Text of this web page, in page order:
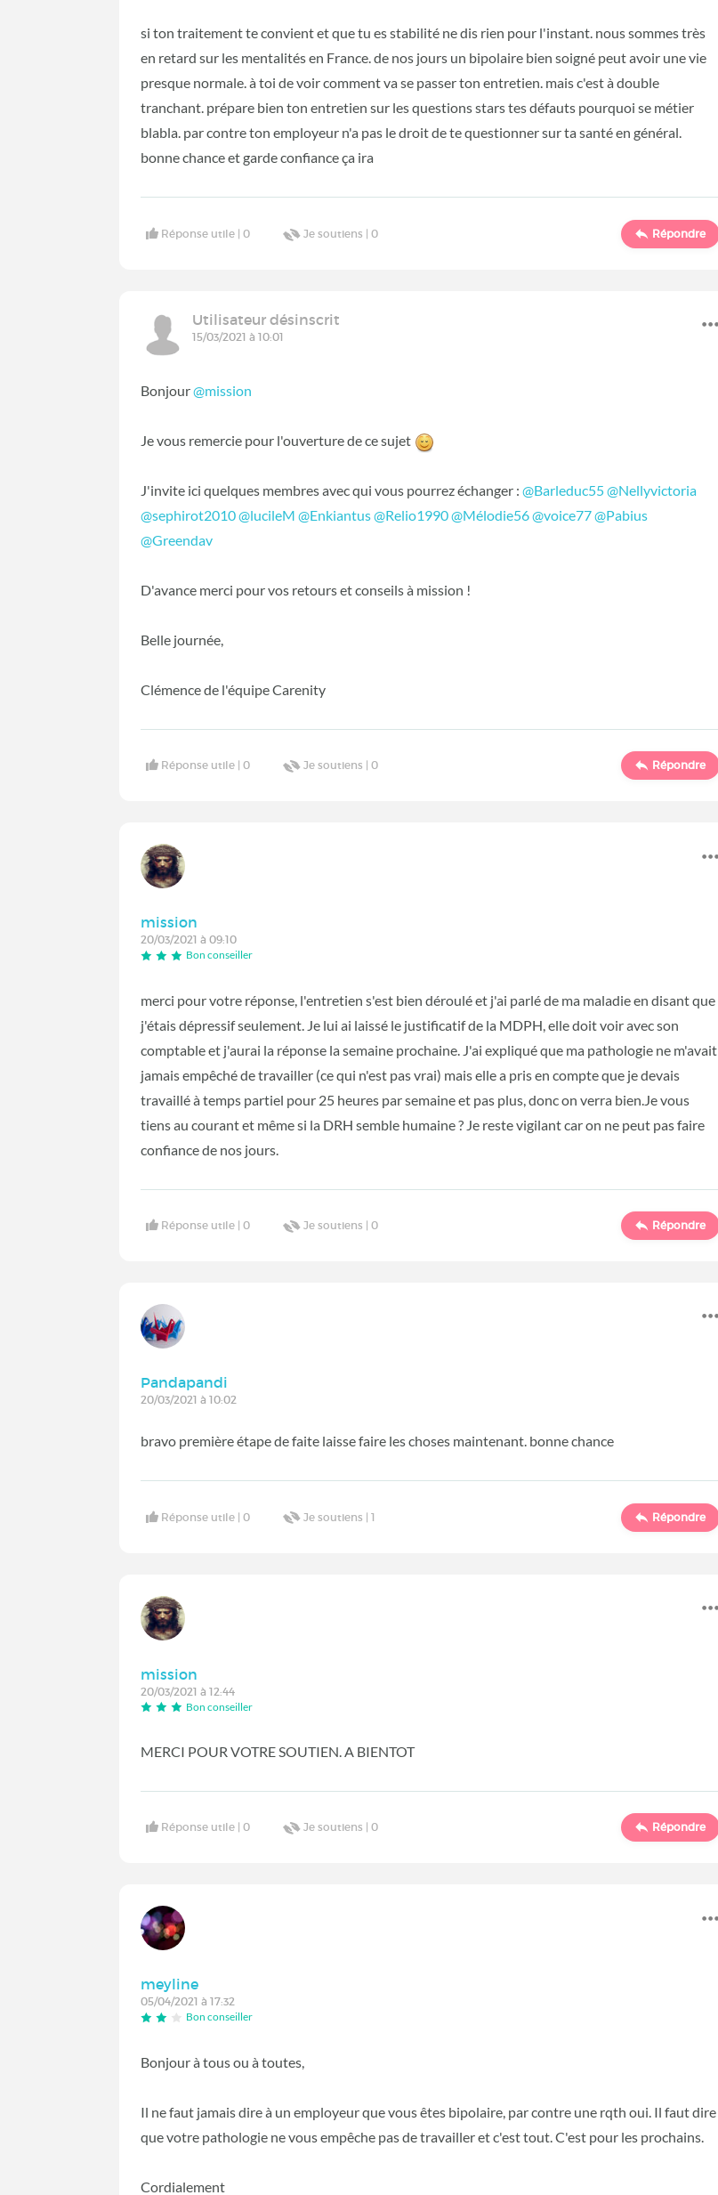
si ton traitement te convient et que tu es stabilité ne dis rien pour l'instant. nous sommes très
en retard sur les mentalités en France. de nos jours un bipolaire bien soigné peut avoir une vie
presque normale. à toi de voir comment va se passer ton entretien. mais c'est à double
tranchant. prépare bien ton entretien sur les questions stars tes défauts pourquoi se métier
blabla. par contre ton employeur n'a pas le droit de te questionner sur ta santé en général.
bonne chance et garde confiance ça ira
Réponse utile |0 Je soutiens |0 Répondre
Utilisateur désinscrit
15/03/2021 à 10:01
Bonjour@mission
Je vous remercie pour l'ouverture de ce sujet
J'invite ici quelques membres avec qui vous pourrez échanger :@Barleduc55‍@Nellyvictoria
@sephirot2010‍@lucileM ‍@Enkiantus‍@Relio1990‍@Mélodie56‍@voice77‍@Pabius
@Greendav
D'avance merci pour vos retours et conseils à mission !
Belle journée,
Clémence de l'équipe Carenity
Réponse utile |0 Je soutiens |0 Répondre
mission
20/03/2021 à 09:10
Bon conseiller
merci pour votre réponse, l'entretien s'est bien déroulé et j'ai parlé de ma maladie en disant que
j'étais dépressif seulement. Je lui ai laissé le justificatif de la MDPH, elle doit voir avec son
comptable et j'aurai la réponse la semaine prochaine. J'ai expliqué que ma pathologie ne m'avait
jamais empêché de travailler (ce qui n'est pas vrai) mais elle a pris en compte que je devais
travaillé à temps partiel pour 25 heures par semaine et pas plus, donc on verra bien.Je vous
tiens au courant et même si la DRH semble humaine ? Je reste vigilant car on ne peut pas faire
confiance de nos jours.
Réponse utile |0 Je soutiens |0 Répondre
Pandapandi
20/03/2021 à 10:02
bravo première étape de faite laisse faire les choses maintenant. bonne chance
Réponse utile |0 Je soutiens |1 Répondre
mission
20/03/2021 à 12:44
Bon conseiller
MERCI POUR VOTRE SOUTIEN. A BIENTOT
Réponse utile |0 Je soutiens |0 Répondre
meyline
05/04/2021 à 17:32
Bon conseiller
Bonjour à tous ou à toutes,
Il ne faut jamais dire à un employeur que vous êtes bipolaire, par contre une rqth oui. Il faut dire
que votre pathologie ne vous empêche pas de travailler et c'est tout. C'est pour les prochains.
Cordialement